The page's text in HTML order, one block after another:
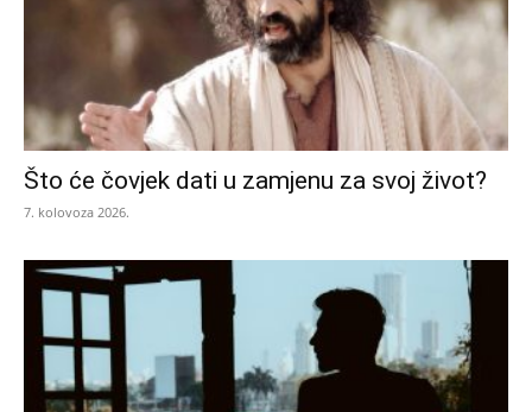
Što će čovjek dati u zamjenu za svoj život?
7. kolovoza 2026.